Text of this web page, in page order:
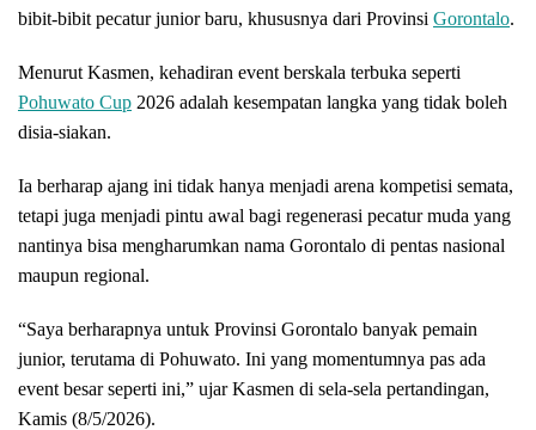
bibit-bibit pecatur junior baru, khususnya dari Provinsi Gorontalo.
Menurut Kasmen, kehadiran event berskala terbuka seperti
Pohuwato Cup 2026 adalah kesempatan langka yang tidak boleh
disia-siakan.
Ia berharap ajang ini tidak hanya menjadi arena kompetisi semata,
tetapi juga menjadi pintu awal bagi regenerasi pecatur muda yang
nantinya bisa mengharumkan nama Gorontalo di pentas nasional
maupun regional.
“Saya berharapnya untuk Provinsi Gorontalo banyak pemain
junior, terutama di Pohuwato. Ini yang momentumnya pas ada
event besar seperti ini,” ujar Kasmen di sela-sela pertandingan,
Kamis (8/5/2026).